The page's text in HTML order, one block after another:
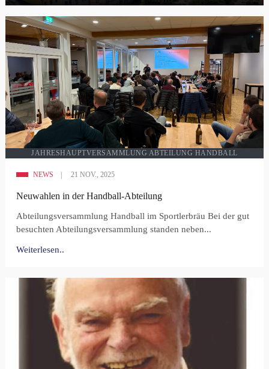
JAHRESHAUPTVERSAMMLUNG ABTEILUNG HANDBALL
NEWS 21 NOV., 2025
Neuwahlen in der Handball-Abteilung
Abteilungsversammlung Handball im Sportlerbräu Bei der gut
besuchten Abteilungsversammlung standen neben...
Weiterlesen..